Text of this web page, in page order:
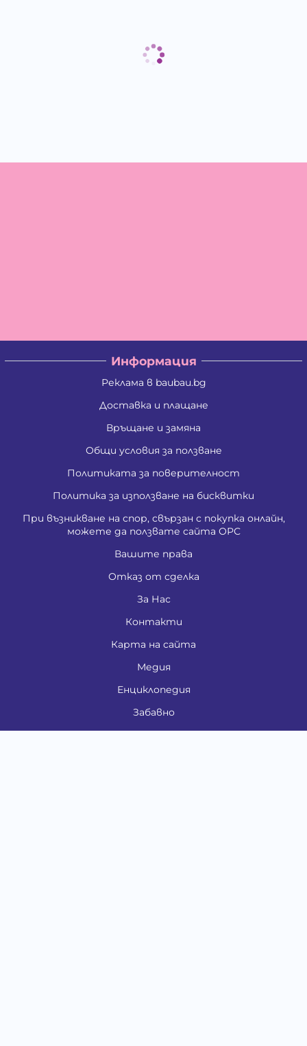
Информация
Реклама в baubau.bg
Доставка и плащане
Връщане и замяна
Общи условия за ползване
Политиката за поверителност
Политика за използване на бисквитки
При възникване на спор, свързан с покупка онлайн,
можете да ползвате сайта ОРС
Вашите права
Отказ от сделка
За Нас
Контакти
Карта на сайта
Медия
Енциклопедия
Забавно
Справочник